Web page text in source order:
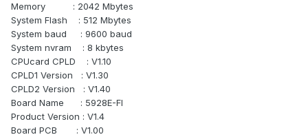
Memory : 2042 Mbytes
System Flash : 512 Mbytes
System baud : 9600 baud
System nvram : 8 kbytes
CPUcard CPLD : V1.10
CPLD1 Version : V1.30
CPLD2 Version : V1.40
Board Name : 5928E-FI
Product Version : V1.4
Board PCB : V1.00